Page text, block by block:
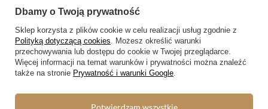
Regulamin
Polityka prywatności i cookies
Lista form płatności
Dbamy o Twoją prywatność
Sklep korzysta z plików cookie w celu realizacji usług zgodnie z
Polityką dotyczącą cookies. Możesz określić warunki
przechowywania lub dostępu do cookie w Twojej przeglądarce.
Więcej informacji na temat warunków i prywatności można znaleźć
także na stronie Prywatność i warunki Google.
Potwierdzam wszystkie